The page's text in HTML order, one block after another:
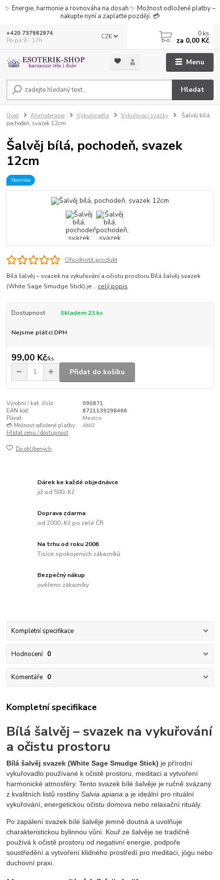
✨ Energie, harmonie a rovnováha na dosah ✨ Možnost odložené platby –
nakupte nyní a zaplaťte později. 💳
Menu
CZK
Hledat
+420 737982974
Po-pá 9 - 17h
0 ks
za 0,00 Kč
Úvod Aromaterapie Vykuřovadla Vykuřovací svazky
Šalvěj bílá,
pochodeň, svazek 12cm
Šalvěj bílá, pochodeň, svazek
12cm
Novinka
Ohodnotit produkt
Bílá šalvěj – svazek na vykuřování a očistu prostoru Bílá šalvěj svazek
(White Sage Smudge Stick) je... celý popis
Dostupnost Skladem 23 ks
Nejsme plátci DPH
99,00 Kč/ks
Přidat do košíku
Výrobní / kat. číslo
090871
EAN kód:
8721139298466
Původ:
Mexico
💳 Možnost odložené platby:
ANO
Hlídat cenu / dostupnost
Do oblíbených
Dárek ke každé objednávce
již od 500,-Kč
Doprava zdarma
od 2000,-Kč po celé ČR
Na trhu od roku 2006
Tisíce spokojených zákazníků
Bezpečný nákup
ověřeno zákazníky
Kompletní specifikace
Hodnocení 0
Komentáře 0
Kompletní specifikace
Bílá šalvěj – svazek na vykuřování
a očistu prostoru
Bílá šalvěj svazek (White Sage Smudge Stick) je přírodní
vykuřovadlo používané k očistě prostoru, meditaci a vytvoření
harmonické atmosféry. Tento svazek bílé šalvěje je ručně svázaný
z kvalitních listů rostlinySalvia apiana a je ideální pro rituální
vykuřování, energetickou očistu domova nebo relaxační rituály.
Po zapálení svazek bílé šalvěje jemně doutná a uvolňuje
charakteristickou bylinnou vůni. Kouř ze šalvěje se tradičně
používá k očistě prostoru od negativní energie, podpoře
soustředění a vytvoření klidného prostředí pro meditaci, jógu nebo
duchovní praxi.